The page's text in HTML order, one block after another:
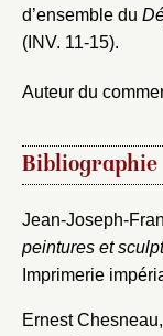
d’ensemble du
(INV. 11-15).
Auteur du
Bibliographie
Jean-Joseph-
peintures et
Imprimerie
Ernest Chesneau,